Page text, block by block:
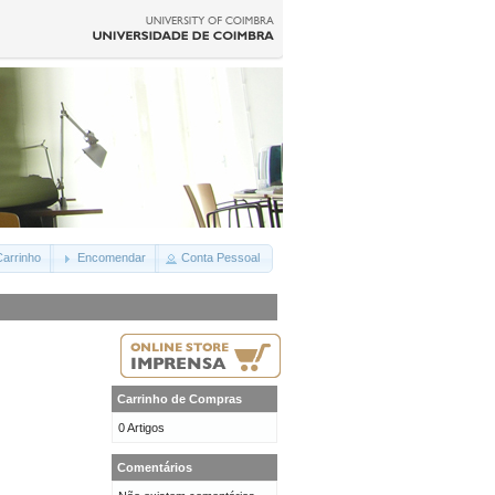
Encomendar Conta Pessoal
Carrinho de Compras
0 Artigos
Comentários